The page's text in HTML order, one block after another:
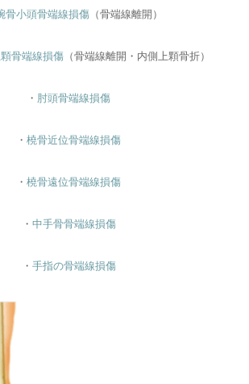
骨小頭骨端線損傷 （骨端線離開）
骨端線損傷（骨端線離開・内側上顆骨折）
・ 肘頭骨端線損傷
・ 橈骨近位骨端線損傷
・ 橈骨遠位骨端線損傷
・ 中手骨骨端線損傷
・ 手指の骨端線損傷